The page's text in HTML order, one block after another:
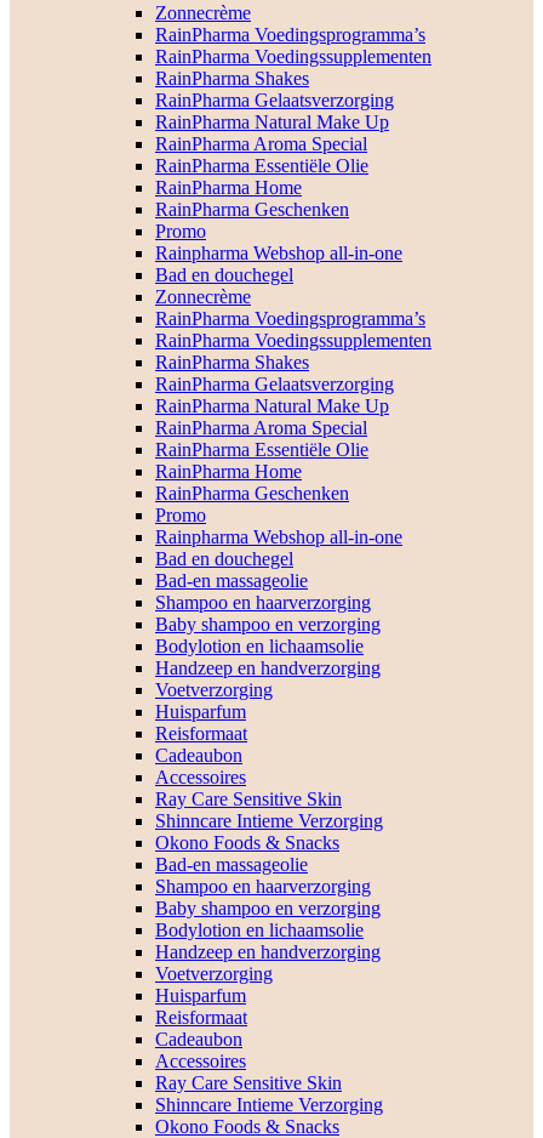
Zonnecrème
RainPharma Voedingsprogramma’s
RainPharma Voedingssupplementen
RainPharma Shakes
RainPharma Gelaatsverzorging
RainPharma Natural Make Up
RainPharma Aroma Special
RainPharma Essentiële Olie
RainPharma Home
RainPharma Geschenken
Promo
Rainpharma Webshop all-in-one
Bad en douchegel
Zonnecrème
RainPharma Voedingsprogramma’s
RainPharma Voedingssupplementen
RainPharma Shakes
RainPharma Gelaatsverzorging
RainPharma Natural Make Up
RainPharma Aroma Special
RainPharma Essentiële Olie
RainPharma Home
RainPharma Geschenken
Promo
Rainpharma Webshop all-in-one
Bad en douchegel
Bad-en massageolie
Shampoo en haarverzorging
Baby shampoo en verzorging
Bodylotion en lichaamsolie
Handzeep en handverzorging
Voetverzorging
Huisparfum
Reisformaat
Cadeaubon
Accessoires
Ray Care Sensitive Skin
Shinncare Intieme Verzorging
Okono Foods & Snacks
Bad-en massageolie
Shampoo en haarverzorging
Baby shampoo en verzorging
Bodylotion en lichaamsolie
Handzeep en handverzorging
Voetverzorging
Huisparfum
Reisformaat
Cadeaubon
Accessoires
Ray Care Sensitive Skin
Shinncare Intieme Verzorging
Okono Foods & Snacks